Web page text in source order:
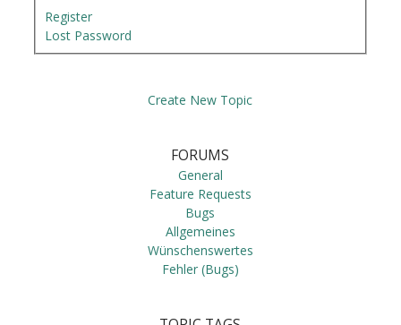
Register
Lost Password
Create New Topic
FORUMS
General
Feature Requests
Bugs
Allgemeines
Wünschenswertes
Fehler (Bugs)